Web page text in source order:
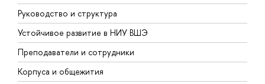
Руководство и структура
Устойчивое развитие в НИУ ВШЭ
Преподаватели и сотрудники
Корпуса и общежития